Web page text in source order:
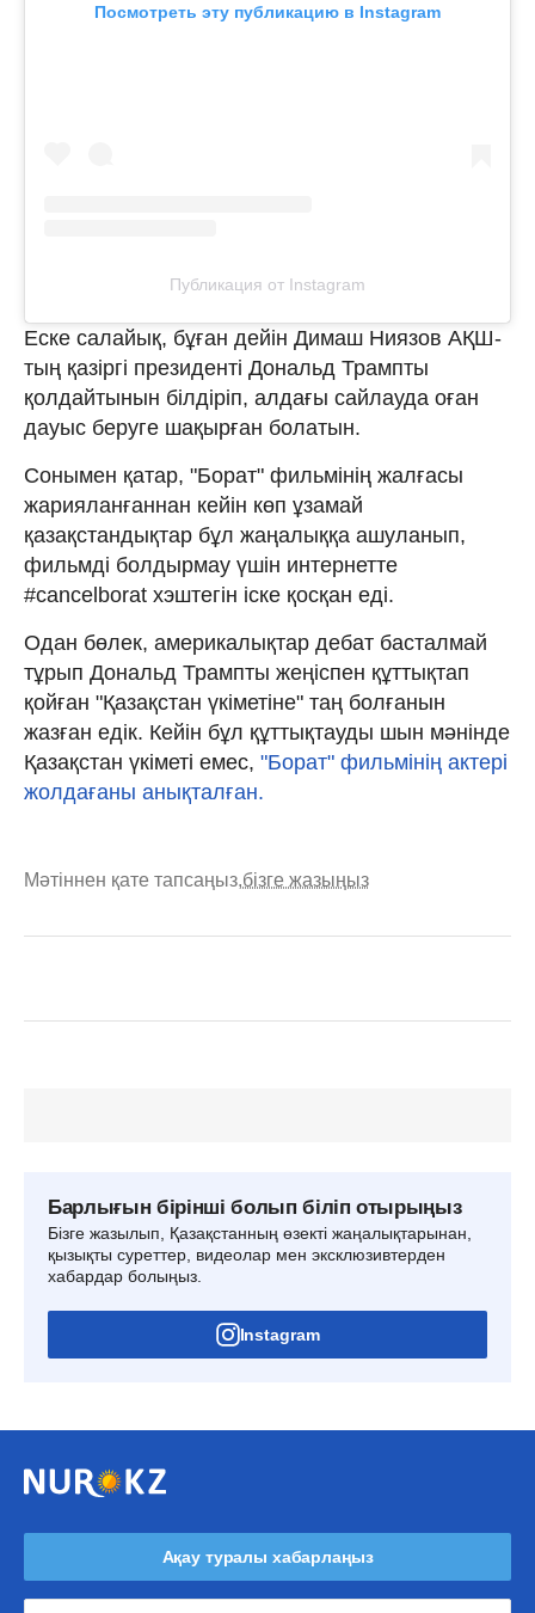
Посмотреть эту публикацию в Instagram
Публикация от Instagram
Еске салайық, бұған дейін Димаш Ниязов АҚШ-
тың қазіргі президенті Дональд Трампты
қолдайтынын білдіріп, алдағы сайлауда оған
дауыс беруге шақырған болатын.
Сонымен қатар, "Борат" фильмінің жалғасы
жарияланғаннан кейін көп ұзамай
қазақстандықтар бұл жаңалыққа ашуланып,
фильмді болдырмау үшін интернетте
#cancelborat хэштегін іске қосқан еді.
Одан бөлек, америкалықтар дебат басталмай
тұрып Дональд Трампты жеңіспен құттықтап
қойған "Қазақстан үкіметіне" таң болғанын
жазған едік. Кейін бұл құттықтауды шын мәнінде
Қазақстан үкіметі емес, "Борат" фильмінің актері
жолдағаны анықталған.
Мәтіннен қате тапсаңыз,бізге жазыңыз
Барлығын бірінші болып біліп отырыңыз
Бізге жазылып, Қазақстанның өзекті жаңалықтарынан,
қызықты суреттер, видеолар мен эксклюзивтерден
хабардар болыңыз.
Instagram
Ақау туралы хабарлаңыз